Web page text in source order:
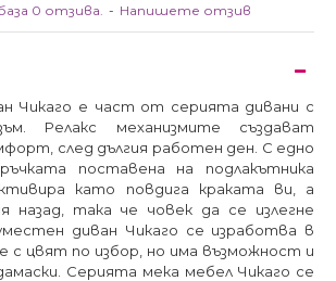
0 отзива. - Напишете отзив
Чикаго е част от серията дивани с
Релакс механизмите създават
след дългия работен ден. С едно
поставена на подлакътника
като повдига краката ви, а
назад, така че човек да се излегне
диван Чикаго се изработва в
с цвят по избор, но има възможност и
Серията мека мебел Чикаго се